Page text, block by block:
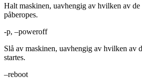
Halt maskinen, uavhengig av hvilken av de
påberopes.
-p, –poweroff
Slå av maskinen, uavhengig av hvilken av
startes.
–reboot